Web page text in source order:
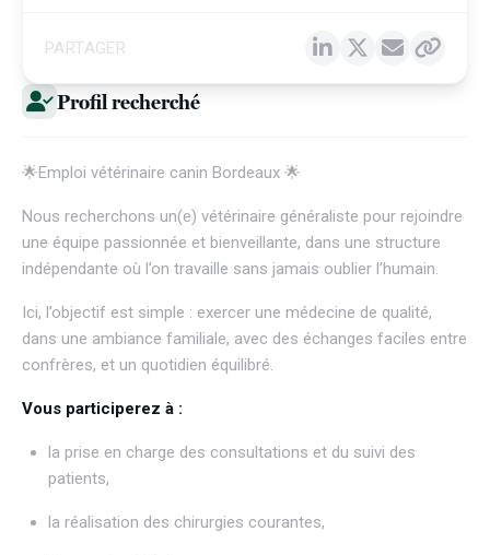
Profil recherché
🌟Emploi vétérinaire canin Bordeaux 🌟
Nous recherchons un(e) vétérinaire généraliste pour rejoindre
une équipe passionnée et bienveillante, dans une structure
indépendante où l’on travaille sans jamais oublier l’humain.
Ici, l’objectif est simple : exercer une médecine de qualité,
dans une ambiance familiale, avec des échanges faciles entre
confrères, et un quotidien équilibré.
Vous participerez à :
la prise en charge des consultations et du suivi des
patients,
la réalisation des chirurgies courantes,
PARTAGER